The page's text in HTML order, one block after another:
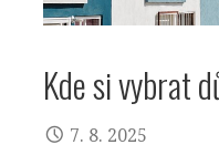
Kde si vybrat
7. 8. 2025